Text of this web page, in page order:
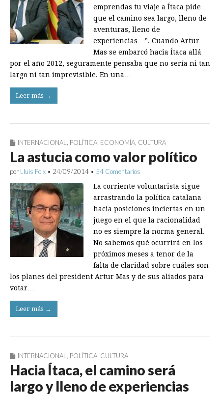
emprendas tu viaje a Ítaca pide
que el camino sea largo, lleno de
aventuras, lleno de
experiencias…”. Cuando Artur
Mas se embarcó hacia Ítaca allá
por el año 2012, seguramente pensaba que no sería ni tan
largo ni tan imprevi­sible. En una…
Leer más →
INTERNACIONAL POLÍTICA ECONOMÍA CULTURA
La astucia como valor político
por Lluís Foix • 24/09/2014 • 54 Comentarios
La corriente voluntarista sigue
arrastrando la política catalana
hacia posiciones inciertas en un
juego en el que la racionalidad
no es siempre la norma general.
No sabemos qué ocurrirá en los
próximos meses a tenor de la
falta de claridad sobre cuáles son
los planes del president Artur Mas y de sus aliados para
votar…
Leer más →
INTERNACIONAL POLÍTICA CULTURA
Hacia Ítaca, el camino será
largo y lleno de experiencias